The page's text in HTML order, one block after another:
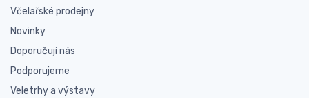
Včelařské prodejny
Novinky
Doporučují nás
Podporujeme
Veletrhy a výstavy